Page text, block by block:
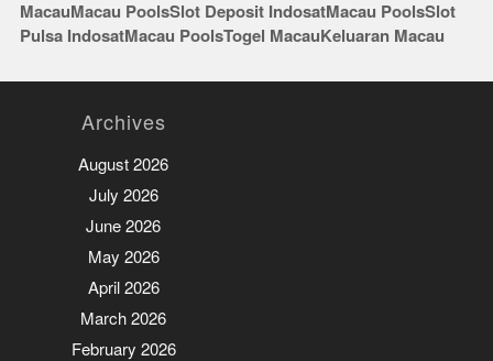
MacauMacau PoolsSlot Deposit IndosatMacau PoolsSlot
Pulsa IndosatMacau PoolsTogel MacauKeluaran Macau
Archives
August 2026
July 2026
June 2026
May 2026
April 2026
March 2026
February 2026